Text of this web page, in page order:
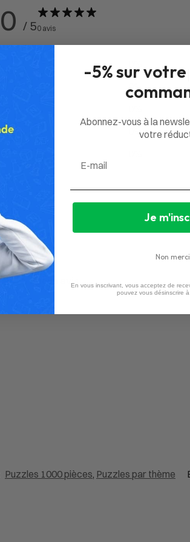
0 / 50 avis
%
Aucun avis
Puzzles 1000 pièces, Puzzles par thème
-5% sur
Abonnez-vous à la
votre
Je
Non merci
En vous inscrivant, vous acceptez de
pouvez vous désinscrire